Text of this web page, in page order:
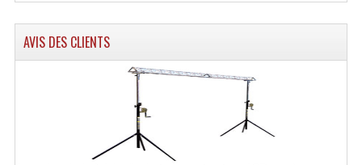
Angles Trio Steel Acier
Cercle Monotube
Cercle Struct Carrée 290
Cercle Struct SCC Carre
Cercle Struct Triangulaire290
AVIS DES CLIENTS